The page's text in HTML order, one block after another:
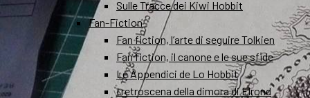
Sulle Tracce dei Kiwi Hobbit
Fan-Fiction
Fan fiction, l’arte di seguire Tolkien
Fan fiction, il canone e le sue sfide
Le Appendici de Lo Hobbit
I retroscena della dimora di Elrond